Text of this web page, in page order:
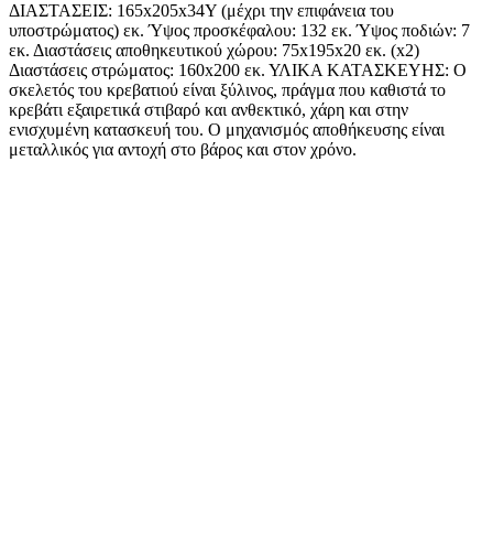
ΔΙΑΣΤΑΣΕΙΣ: 165x205x34Υ (μέχρι την επιφάνεια του
υποστρώματος) εκ. Ύψος προσκέφαλου: 132 εκ. Ύψος ποδιών: 7
εκ. Διαστάσεις αποθηκευτικού χώρου: 75x195x20 εκ. (x2)
Διαστάσεις στρώματος: 160x200 εκ. ΥΛΙΚΑ ΚΑΤΑΣΚΕΥΗΣ: Ο
σκελετός του κρεβατιού είναι ξύλινος, πράγμα που καθιστά το
κρεβάτι εξαιρετικά στιβαρό και ανθεκτικό, χάρη και στην
ενισχυμένη κατασκευή του. Ο μηχανισμός αποθήκευσης είναι
μεταλλικός για αντοχή στο βάρος και στον χρόνο.